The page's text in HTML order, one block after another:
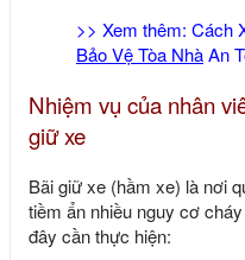
>> Xem thêm: Cách
Bảo Vệ Tòa NhàAn
Nhiệm vụ của nhân
giữ xe
Bãi giữ xe (hầm xe) là nơi
tiềm ẩn nhiều nguy cơ
đây cần thực hiện: